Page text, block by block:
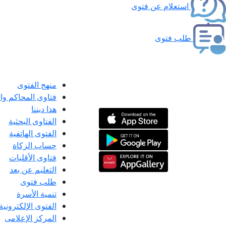
استعلام عن فتوى
طلب فتوى
منهج الفتوى
فتاوى المحاكم
هذا ديننا
الفتاوى البحثية
الفتوى الهاتفية
حساب الزكاة
فتاوى الأقليات
التعليم عن بعد
طلب فتوى
تنمية الأسرة
الفتوى الإلكترونية
المركز الإعلامى